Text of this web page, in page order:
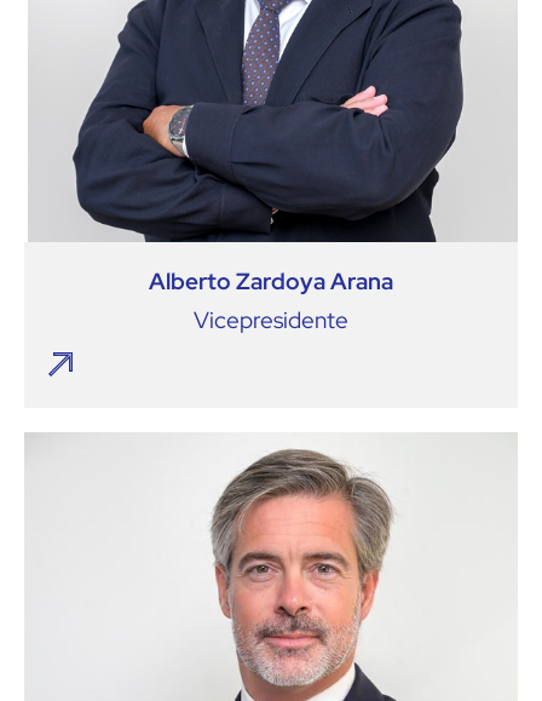
Alberto Zardoya Arana
Vicepresidente